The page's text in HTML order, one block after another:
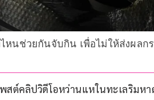
หนช่วยกันจับกิน เพื่อไม่ให้ส่งผล
สต์คลิปวิดีโอหว่านแหในทะเลริมห